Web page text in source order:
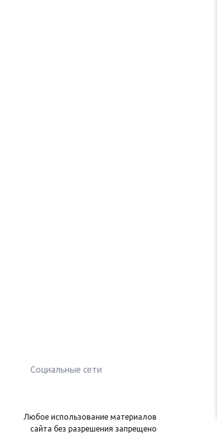
Социальные сети
Любое использование материалов
сайта без разрешения запрещено